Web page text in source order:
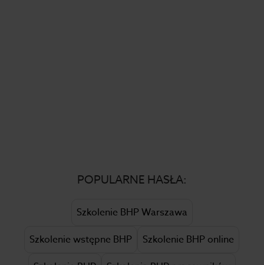
POPULARNE HASŁA:
Szkolenie BHP Warszawa
Szkolenie wstępne BHP
Szkolenie BHP online